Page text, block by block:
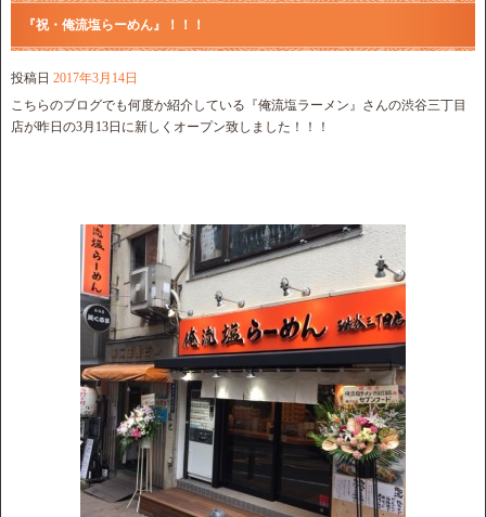
『祝・俺流塩らーめん』！！！
投稿日 2017年3月14日
こちらのブログでも何度か紹介している『俺流塩ラーメン』さんの渋谷三丁目
店が昨日の3月13日に新しくオープン致しました！！！